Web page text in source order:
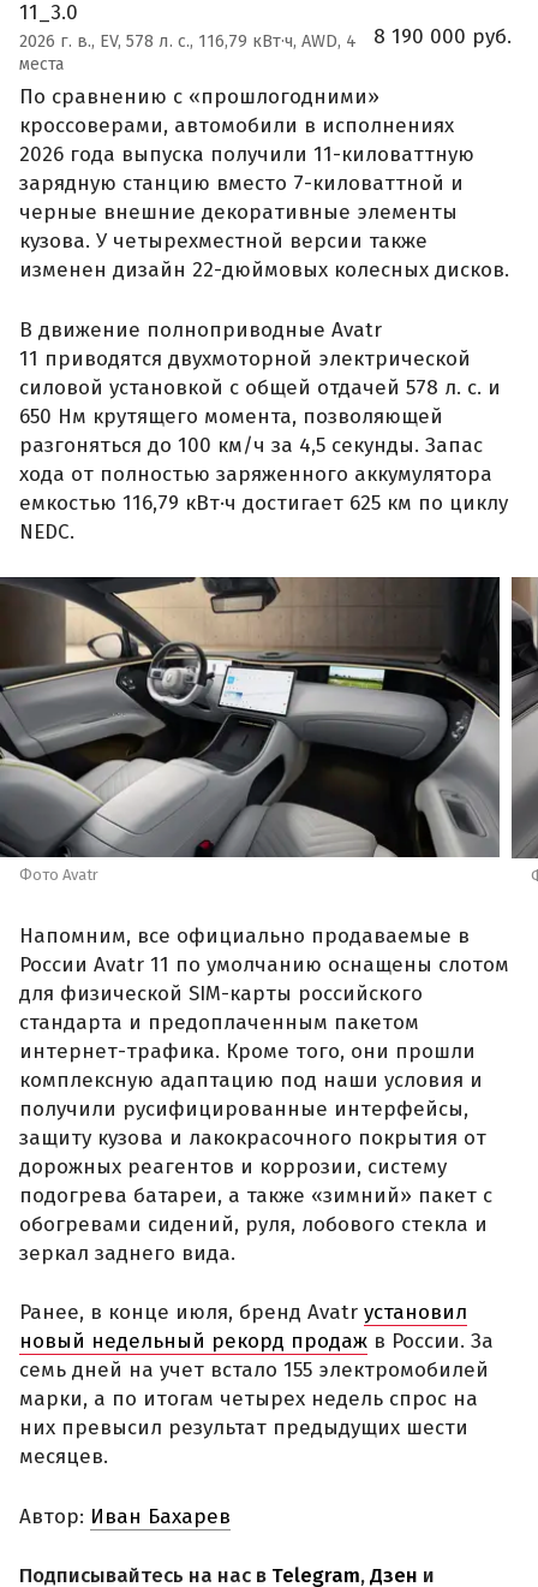
11_3.0
2026 г. в., EV, 578 л. с., 116,79 кВт·ч, AWD, 4
места
8 190 000 руб.
По сравнению с «прошлогодними»
кроссоверами, автомобили в исполнениях
2026 года выпуска получили 11-киловаттную
зарядную станцию вместо 7-киловаттной и
черные внешние декоративные элементы
кузова. У четырехместной версии также
изменен дизайн 22-дюймовых колесных дисков.
В движение полноприводные Avatr
11 приводятся двухмоторной электрической
силовой установкой с общей отдачей 578 л. с. и
650 Нм крутящего момента, позволяющей
разгоняться до 100 км/ч за 4,5 секунды. Запас
хода от полностью заряженного аккумулятора
емкостью 116,79 кВт·ч достигает 625 км по циклу
NEDC.
Фото Avatr
Напомним, все официально продаваемые в
России Avatr 11 по умолчанию оснащены слотом
для физической SIM-карты российского
стандарта и предоплаченным пакетом
интернет-трафика. Кроме того, они прошли
комплексную адаптацию под наши условия и
получили русифицированные интерфейсы,
защиту кузова и лакокрасочного покрытия от
дорожных реагентов и коррозии, систему
подогрева батареи, а также «зимний» пакет с
обогревами сидений, руля, лобового стекла и
зеркал заднего вида.
Ранее, в конце июля, бренд Avatr установил
новый недельный рекорд продаж в России. За
семь дней на учет встало 155 электромобилей
марки, а по итогам четырех недель спрос на
них превысил результат предыдущих шести
месяцев.
Автор: Иван Бахарев
Подписывайтесь на нас в Telegram,Дзен и